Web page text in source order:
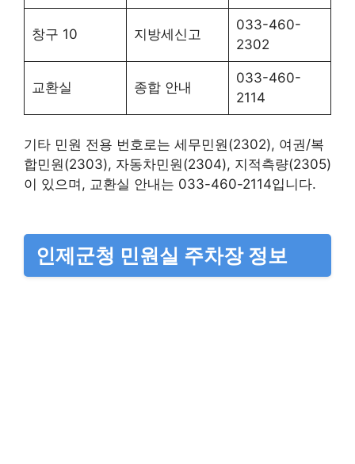
창구 10 지방세신고
033-460-
2302
교환실 종합 안내
033-460-
2114
기타 민원 전용 번호로는 세무민원(2302), 여권/복
합민원(2303), 자동차민원(2304), 지적측량(2305)
이 있으며, 교환실 안내는 033-460-2114입니다.
인제군청 민원실 주차장 정보